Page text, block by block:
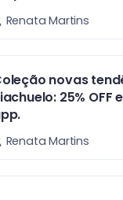
Renata Martins
novas
25% OFF
Renata Martins